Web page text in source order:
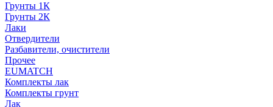
Грунты 1К
Грунты 2К
Лаки
Отвердители
Разбавители, очистители
Прочее
EUMATCH
Комплекты лак
Комплекты грунт
Лак